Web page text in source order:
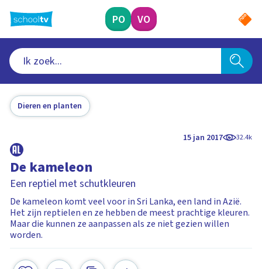
naar
hoofdinhoud
PO VO
Dieren en planten
15 jan 2017 32.4k
De kameleon
Een reptiel met schutkleuren
De kameleon komt veel voor in Sri Lanka, een land in Azië.
Het zijn reptielen en ze hebben de meest prachtige kleuren.
Maar die kunnen ze aanpassen als ze niet gezien willen
worden.